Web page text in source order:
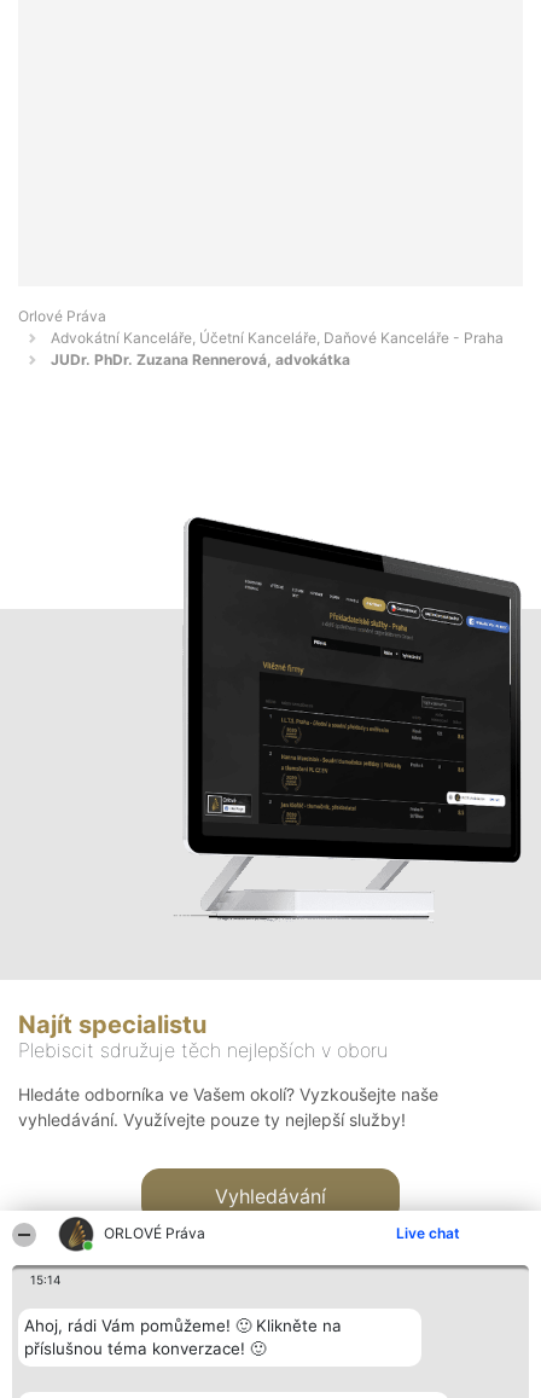
ORLOVÉ Práva Live chat
15:14
Ahoj, rádi Vám pomůžeme! 🙂 Klikněte na
příslušnou téma konverzace! 🙂
Orlové Práva
Advokátní Kanceláře, Účetní Kanceláře, Daňové Kanceláře - Praha
JUDr. PhDr. Zuzana Rennerová, advokátka
Najít specialistu
Plebiscit sdružuje těch nejlepších v oboru
Hledáte odborníka ve Vašem okolí? Vyzkoušejte naše
vyhledávání. Využívejte pouze ty nejlepší služby!
Vyhledávání
Bright Side Solutions sp. z o. Vítězové Kontakt